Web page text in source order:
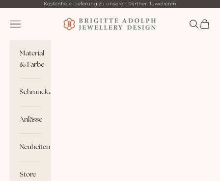
Zum Inhalt springenKostenfreie Lieferung zu unseren Partner-Juwelieren
Brigitte Adolph
Menü Suchen
Material
& Farbe
Schmuckart
Anlässe
Neuheiten
Store